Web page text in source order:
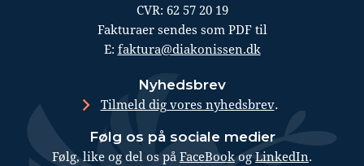
Nyhedsbrev
Tilmeld dig vores nyhedsbrev.
Følg os på sociale medier
Følg, like og del os på FaceBookogLinkedIn.
CVR: 62 57 20 19
Fakturaer sendes som PDF til
E: faktura@diakonissen.dk